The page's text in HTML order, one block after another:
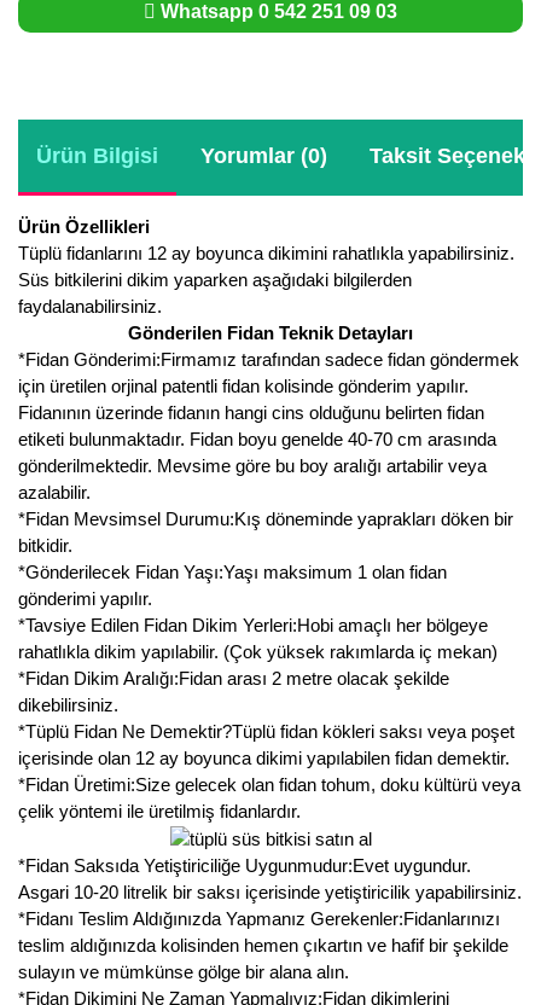
Whatsapp 0 542 251 09 03
Ürün Bilgisi Yorumlar (0) Taksit
Ürün Özellikleri
Tüplü fidanlarını 12 ay boyunca dikimini rahatlıkla yapabilirsiniz.
Süs bitkilerini dikim yaparken aşağıdaki bilgilerden
faydalanabilirsiniz.
Gönderilen Fidan Teknik Detayları
*Fidan Gönderimi:Firmamız tarafından sadece fidan göndermek
için üretilen orjinal patentli fidan kolisinde gönderim yapılır.
Fidanının üzerinde fidanın hangi cins olduğunu belirten fidan
etiketi bulunmaktadır. Fidan boyu genelde 40-70 cm arasında
gönderilmektedir. Mevsime göre bu boy aralığı artabilir veya
azalabilir.
*Fidan Mevsimsel Durumu:Kış döneminde yaprakları döken bir
bitkidir.
*Gönderilecek Fidan Yaşı:Yaşı maksimum 1 olan fidan
gönderimi yapılır.
*Tavsiye Edilen Fidan Dikim Yerleri:Hobi amaçlı her bölgeye
rahatlıkla dikim yapılabilir. (Çok yüksek rakımlarda iç mekan)
*Fidan Dikim Aralığı:Fidan arası 2 metre olacak şekilde
dikebilirsiniz.
*Tüplü Fidan Ne Demektir?Tüplü fidan kökleri saksı veya poşet
içerisinde olan 12 ay boyunca dikimi yapılabilen fidan demektir.
*Fidan Üretimi:Size gelecek olan fidan tohum, doku kültürü veya
çelik yöntemi ile üretilmiş fidanlardır.
*Fidan Saksıda Yetiştiriciliğe Uygunmudur:Evet uygundur.
Asgari 10-20 litrelik bir saksı içerisinde yetiştiricilik yapabilirsiniz.
*Fidanı Teslim Aldığınızda Yapmanız Gerekenler:Fidanlarınızı
teslim aldığınızda kolisinden hemen çıkartın ve hafif bir şekilde
sulayın ve mümkünse gölge bir alana alın.
*Fidan Dikimini Ne Zaman Yapmalıyız:Fidan dikimlerini